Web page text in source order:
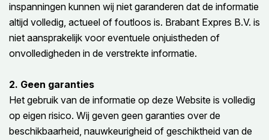
inspanningen kunnen wij niet garanderen dat de informatie
altijd volledig, actueel of foutloos is. Brabant Expres B.V. is
niet aansprakelijk voor eventuele onjuistheden of
onvolledigheden in de verstrekte informatie.
2. Geen garanties
Het gebruik van de informatie op deze Website is volledig
op eigen risico. Wij geven geen garanties over de
beschikbaarheid, nauwkeurigheid of geschiktheid van de